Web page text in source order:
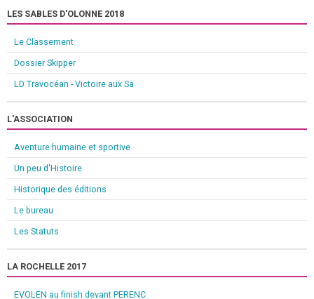
LES SABLES D'OLONNE 2018
Le Classement
Dossier Skipper
LD Travocéan - Victoire aux Sa
L'ASSOCIATION
Aventure humaine et sportive
Un peu d'Histoire
Historique des éditions
Le bureau
Les Statuts
LA ROCHELLE 2017
EVOLEN au finish devant PERENC